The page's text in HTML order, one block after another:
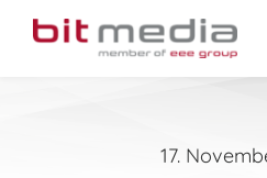
Inhalt
Verwaltungssysteme
17.